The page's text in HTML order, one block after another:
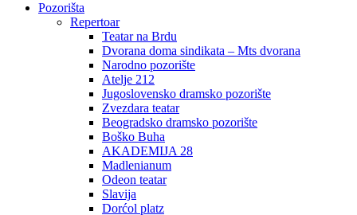
Pozorišta
Repertoar
Teatar na Brdu
Dvorana doma sindikata – Mts dvorana
Narodno pozorište
Atelje 212
Jugoslovensko dramsko pozorište
Zvezdara teatar
Beogradsko dramsko pozorište
Boško Buha
AKADEMIJA 28
Madlenianum
Odeon teatar
Slavija
Dorćol platz